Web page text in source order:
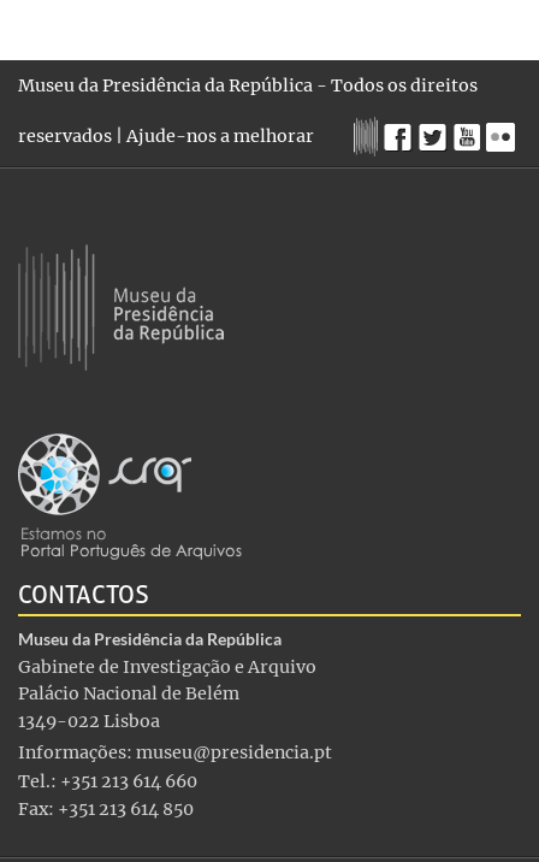
Museu da Presidência da República - Todos os direitos
reservados |Ajude-nos a melhorar
CONTACTOS
Museu da Presidência da República
Gabinete de Investigação e Arquivo
Palácio Nacional de Belém
1349-022 Lisboa
Informações: museu@presidencia.pt
Tel.: +351 213 614 660
Fax: +351 213 614 850